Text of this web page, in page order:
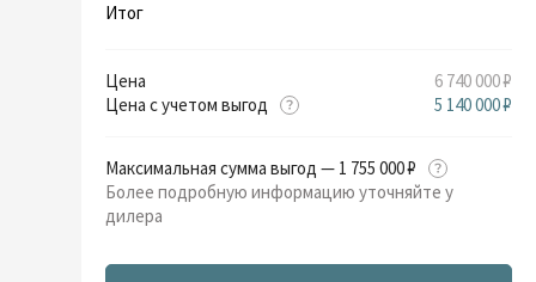
Итог
Цена
6 740 000 ₽
Цена с учетом выгод
5 140 000 ₽
Максимальная сумма выгод — 1 755 000 ₽
Более подробную информацию уточняйте у
дилера